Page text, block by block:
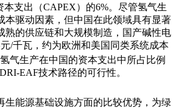
本支出（CAPEX）的6%。尽管氢气生
本驱动因素，但中国在此领域具有显著
熟的供应链和大规模制造，国产碱性电
/千瓦，约为欧洲和美国同类系统成本
气生产在中国的资本支出中所占比例
EAF技术路径的可行性。
生能源基础设施方面的比较优势，为绿